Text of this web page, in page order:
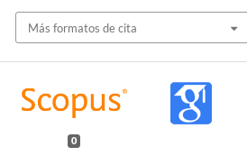
Más formatos de cita
0